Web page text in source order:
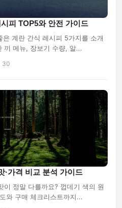
피 TOP5와 안전 가이드
계란 간식 레시피 5가지를 소개
끼 메뉴, 장보기 수량, 알...
30
·가격 비교 분석 가이드
이 정말 다를까요? 껍데기 색의 원
와 구매 체크리스트까지...